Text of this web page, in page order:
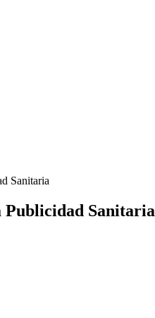
Sanitaria
Publicidad Sanitaria